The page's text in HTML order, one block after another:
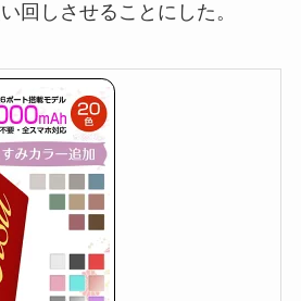
回しさせることにした。